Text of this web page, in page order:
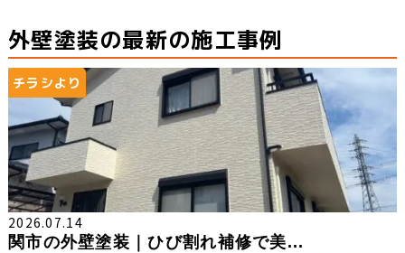
外壁塗装の最新の施工事例
チラシより
2026.07.14
関市の外壁塗装｜ひび割れ補修で美...